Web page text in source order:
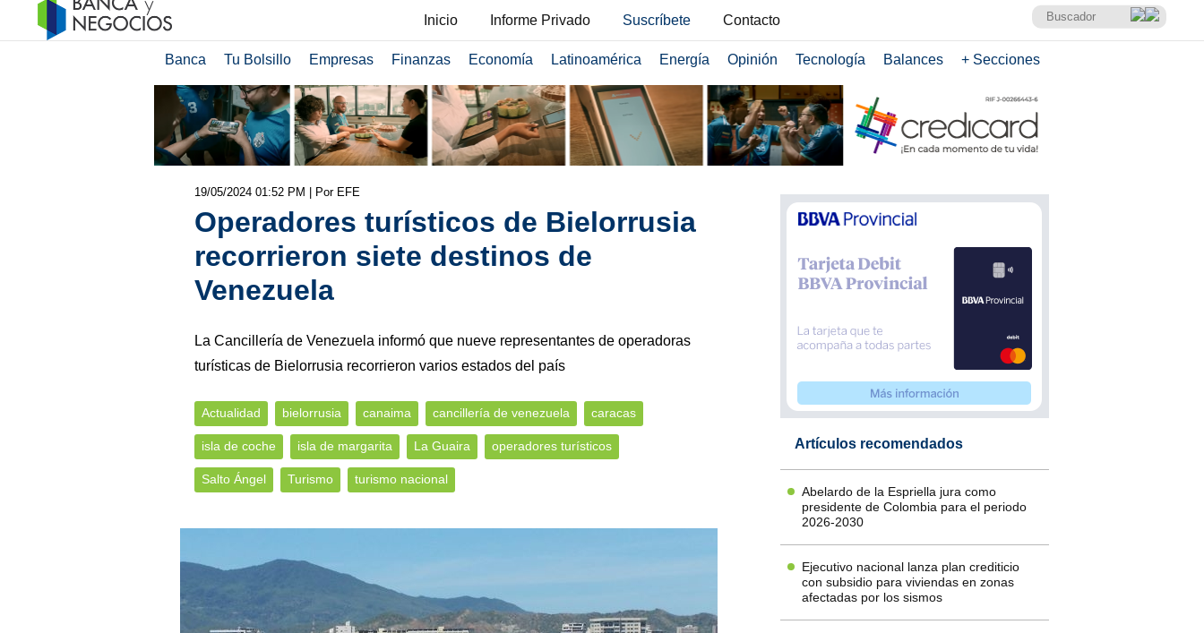
Inicio Informe Privado Suscríbete Contacto
Banca Tu Bolsillo Empresas Finanzas Economía Latinoamérica Energía Opinión Tecnología Balances + Secciones
19/05/2024 01:52 PM | Por EFE
Operadores turísticos de Bielorrusia
recorrieron siete destinos de
Venezuela
La Cancillería de Venezuela informó que nueve representantes de operadoras
turísticas de Bielorrusia recorrieron varios estados del país
Actualidad bielorrusia canaima cancillería de venezuela caracas
isla de coche isla de margarita La Guaira operadores turísticos
Salto Ángel Turismo turismo nacional
Artículos recomendados
Abelardo de la Espriella jura como
presidente de Colombia para el periodo
2026-2030
Ejecutivo nacional lanza plan crediticio
con subsidio para viviendas en zonas
afectadas por los sismos